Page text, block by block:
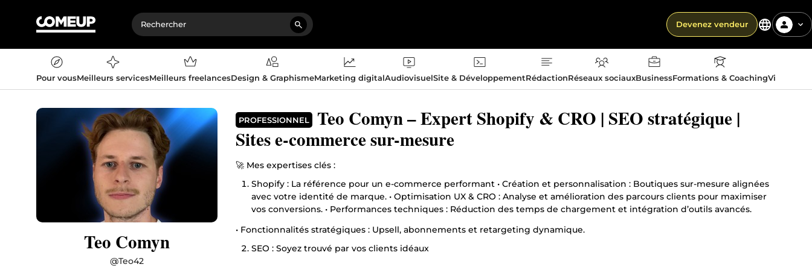
Devenez vendeur
Pour vousMeilleurs servicesMeilleurs freelancesDesign & GraphismeMarketing digitalAudiovisuelSite & DéveloppementRédactionRéseaux sociauxBusinessFormations & CoachingVie
Teo Comyn
@Teo42
PROFESSIONNEL
Teo Comyn – Expert Shopify & CRO | SEO stratégique |
Sites e-commerce sur-mesure
🚀 Mes expertises clés :
Shopify : La référence pour un e-commerce performant • Création et personnalisation : Boutiques sur-mesure alignées
avec votre identité de marque. • Optimisation UX & CRO : Analyse et amélioration des parcours clients pour maximiser
vos conversions. • Performances techniques : Réduction des temps de chargement et intégration d’outils avancés.
• Fonctionnalités stratégiques : Upsell, abonnements et retargeting dynamique.
SEO : Soyez trouvé par vos clients idéaux